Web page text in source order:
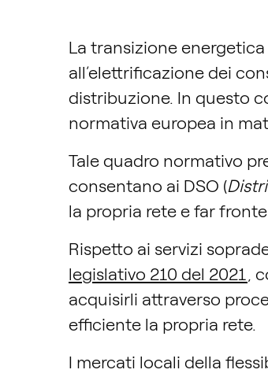
La transizione
all’elettrificazione dei
distribuzione. In questo
normativa europea in
Tale quadro normativo
consentano ai DSO (
la propria rete e far
Rispetto ai servizi
legislativo 210 del 2021,
acquisirli attraverso
efficiente la propria rete.
I mercati locali della